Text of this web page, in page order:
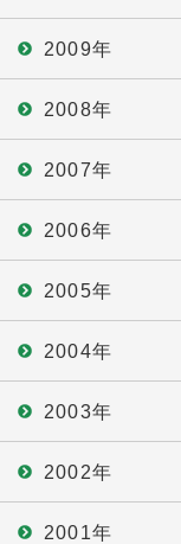
2009年
2008年
2007年
2006年
2005年
2004年
2003年
2002年
2001年